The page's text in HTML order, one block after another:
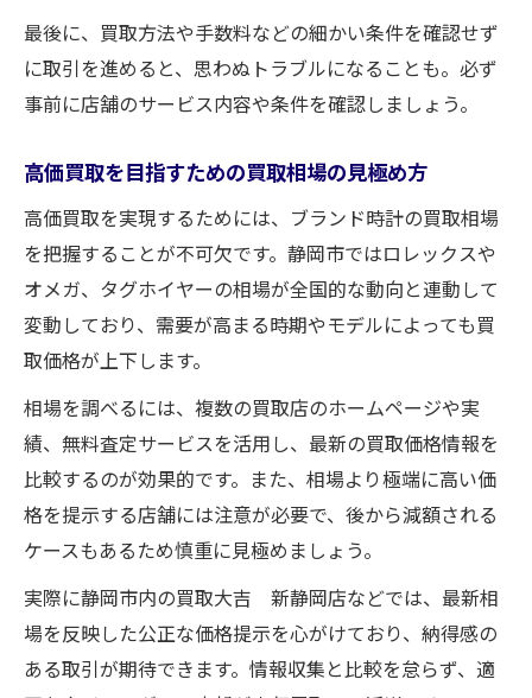
最後に、買取方法や手数料などの細かい条件を確認せず
に取引を進めると、思わぬトラブルになることも。必ず
事前に店舗のサービス内容や条件を確認しましょう。
高価買取を目指すための買取相場の見極め方
高価買取を実現するためには、ブランド時計の買取相場
を把握することが不可欠です。静岡市ではロレックスや
オメガ、タグホイヤーの相場が全国的な動向と連動して
変動しており、需要が高まる時期やモデルによっても買
取価格が上下します。
相場を調べるには、複数の買取店のホームページや実
績、無料査定サービスを活用し、最新の買取価格情報を
比較するのが効果的です。また、相場より極端に高い価
格を提示する店舗には注意が必要で、後から減額される
ケースもあるため慎重に見極めましょう。
実際に静岡市内の買取大吉 新静岡店などでは、最新相
場を反映した公正な価格提示を心がけており、納得感の
ある取引が期待できます。情報収集と比較を怠らず、適